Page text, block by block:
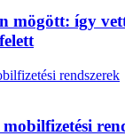
mögött: így